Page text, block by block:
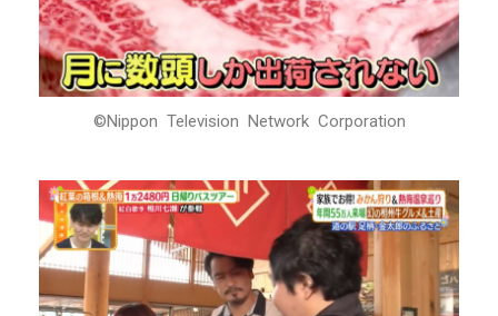
©Nippon Television Network Corporation